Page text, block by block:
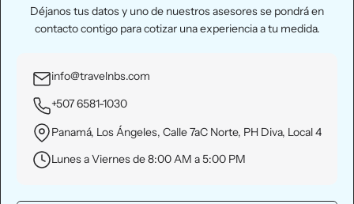
Déjanos tus datos y uno de nuestros asesores se pondrá en
contacto contigo para cotizar una experiencia a tu medida.
info@travelnbs.com
+507 6581-1030
Panamá, Los Ángeles, Calle 7aC Norte, PH Diva, Local 4
Lunes a Viernes de 8:00 AM a 5:00 PM